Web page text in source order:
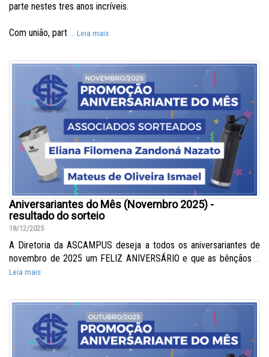
parte nestes tres anos incríveis.
Com união, part ... Leia mais
Aniversariantes do Mês (Novembro 2025) -
resultado do sorteio
18/12/2025
A Diretoria da ASCAMPUS deseja a todos os aniversariantes de
novembro de 2025 um FELIZ ANIVERSÁRIO e que as bênçãos
Leia mais